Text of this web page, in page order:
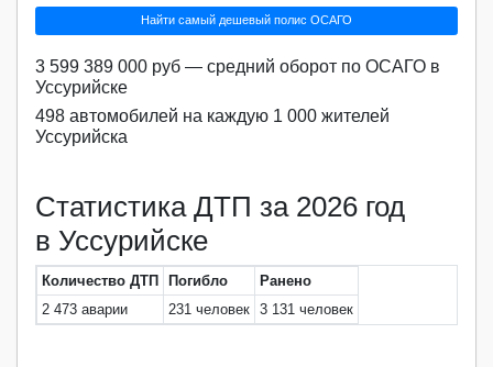
Найти самый дешевый полис ОСАГО
3 599 389 000 руб — средний оборот по ОСАГО в
Уссурийске
498 автомобилей на каждую 1 000 жителей
Уссурийска
Статистика ДТП за 2026 год
в Уссурийске
Количество ДТП Погибло
Ранено
2 473 аварии
231 человек 3 131 человек